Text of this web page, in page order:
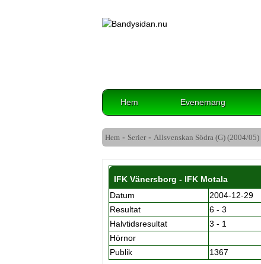
Hem Evenemang
Hem - Serier - Allsvenskan Södra (G) (2004/05)
IFK Vänersborg - IFK Motala
Datum
2004-12-29
Resultat
6 - 3
Halvtidsresultat
3 - 1
Hörnor
Publik
1367